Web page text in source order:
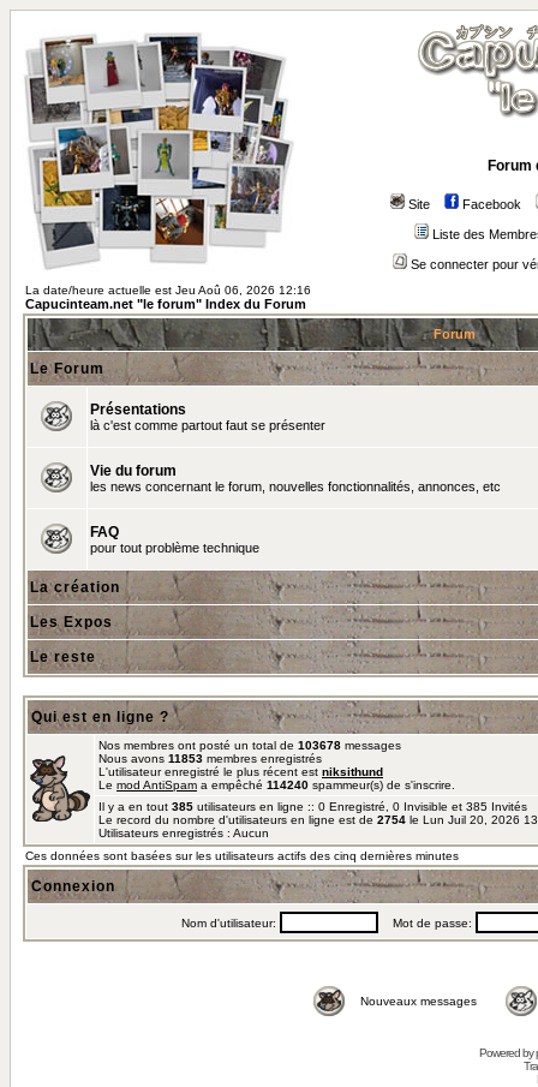
Forum
Site Facebook
Liste des
Se connecter pour
La date/heure actuelle est Jeu Aoû 06, 2026 12:16
Capucinteam.net "le forum" Index du Forum
Forum
Le Forum
Présentations
là c'est comme partout faut se présenter
Vie du forum
les news concernant le forum, nouvelles fonctionnalités, annonces, etc
FAQ
pour tout problème technique
La création
Les Expos
Le reste
Qui est en ligne ?
Nos membres ont posté un total de 103678 messages
Nous avons 11853 membres enregistrés
L'utilisateur enregistré le plus récent est niksithund
Le mod AntiSpam a empêché 114240 spammeur(s) de s'inscrire.
Il y a en tout 385 utilisateurs en ligne :: 0 Enregistré, 0 Invisible et 385
Le record du nombre d'utilisateurs en ligne est de 2754 le Lun Juil 20, 2026
Utilisateurs enregistrés : Aucun
Ces données sont basées sur les utilisateurs actifs des cinq dernières minutes
Connexion
Nom d'utilisateur: Mot de passe:
Nouveaux messages
Powered by